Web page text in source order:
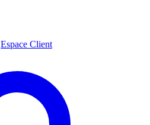
Espace Client